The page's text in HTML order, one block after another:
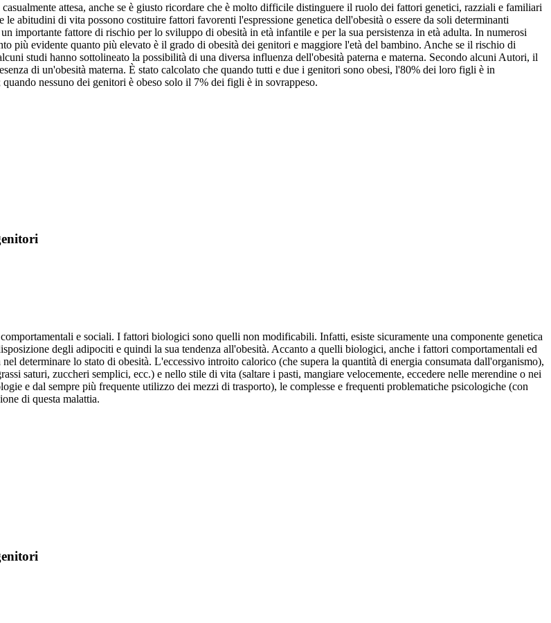
attesa, anche se è giusto ricordare che è molto difficile distinguere il ruolo dei fattori genetici, razziali e familiari
abitudini di vita possono costituire fattori favorenti l'espressione genetica dell'obesità o essere da soli determinanti
importante fattore di rischio per lo sviluppo di obesità in età infantile e per la sua persistenza in età adulta. In numerosi
più evidente quanto più elevato è il grado di obesità dei genitori e maggiore l'età del bambino. Anche se il rischio di
studi hanno sottolineato la possibilità di una diversa influenza dell'obesità paterna e materna. Secondo alcuni Autori, il
di un'obesità materna. È stato calcolato che quando tutti e due i genitori sono obesi, l'80% dei loro figli è in
nessuno dei genitori è obeso solo il 7% dei figli è in sovrappeso.
e sociali. I fattori biologici sono quelli non modificabili. Infatti, esiste sicuramente una componente genetica
degli adipociti e quindi la sua tendenza all'obesità. Accanto a quelli biologici, anche i fattori comportamentali ed
determinare lo stato di obesità. L'eccessivo introito calorico (che supera la quantità di energia consumata dall'organismo),
saturi, zuccheri semplici, ecc.) e nello stile di vita (saltare i pasti, mangiare velocemente, eccedere nelle merendine o nei
e dal sempre più frequente utilizzo dei mezzi di trasporto), le complesse e frequenti problematiche psicologiche (con
di questa malattia.